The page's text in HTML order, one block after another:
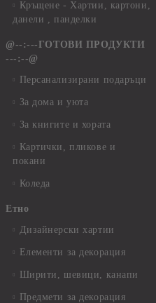
Кръщене - Хартии, картони,
данели , панделки
@--:---ГОТОВИ ПРОДУКТИ
---:--@
Персанализирани подаръци
За дома и уюта
За книгите и хората
Картички, пликове и
покани
Коледа
Етно
Дизайнерски хартии
Елементи за декорация
Ширити, шевици, канапи
Предмети за декорация